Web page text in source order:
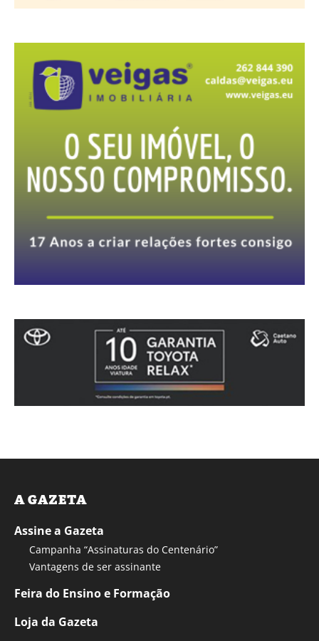
A GAZETA
Assine a Gazeta
Campanha “Assinaturas do Centenário”
Vantagens de ser assinante
Feira do Ensino e Formação
Loja da Gazeta